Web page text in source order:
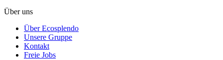
Über uns
Über Ecosplendo
Unsere Gruppe
Kontakt
Freie Jobs